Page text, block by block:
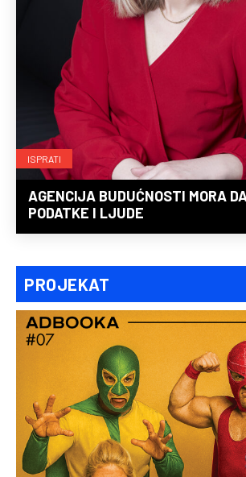
ISPRATI
AGENCIJA BUDUĆNOSTI MORA
PODATKE I LJUDE
PROJEKAT